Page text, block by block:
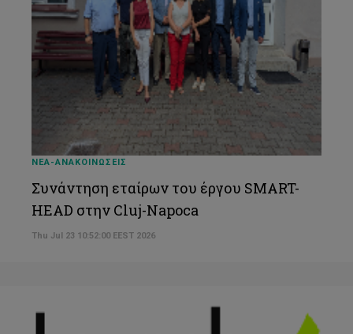
ΝΕΑ-ΑΝΑΚΟΙΝΩΣΕΙΣ
Συνάντηση εταίρων του έργου SMART-
HEAD στην Cluj-Napoca
Thu Jul 23 10:52:00 EEST 2026